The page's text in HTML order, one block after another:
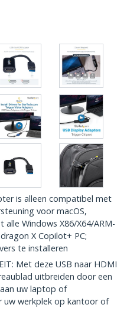
is alleen compatibel met
voor macOS,
alle Windows X86/X64/ARM-
X Copilot+ PC;
te installeren
Met deze USB naar HDMI
uitbreiden door een
uw laptop of
werkplek op kantoor of